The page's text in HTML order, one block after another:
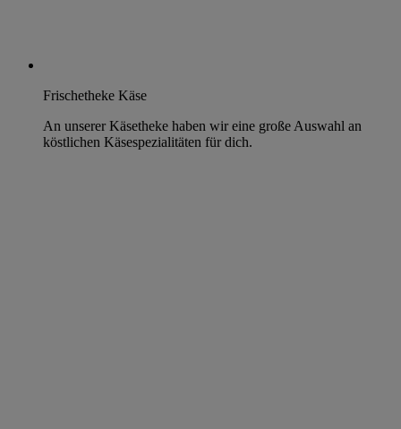
Frischetheke Käse
An unserer Käsetheke haben wir eine große Auswahl an
köstlichen Käsespezialitäten für dich.